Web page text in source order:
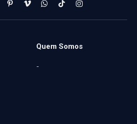
PinterestVimeoWhatsApp
TikTokInstagram
Quem Somos
-